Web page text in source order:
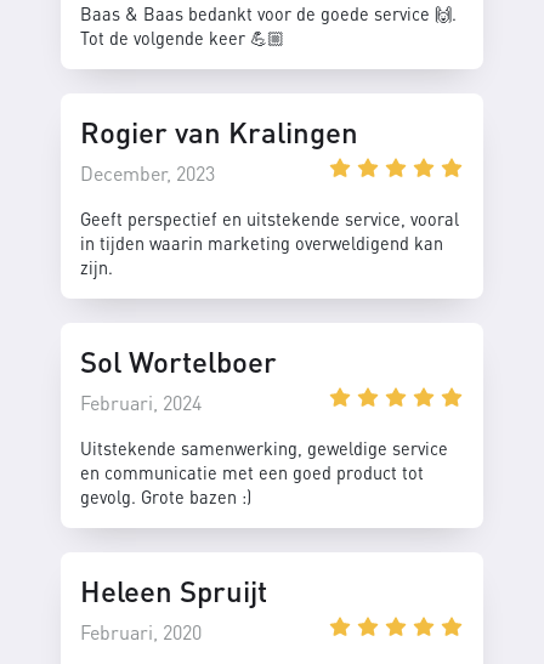
Baas & Baas bedankt voor de goede service 🙌.
Tot de volgende keer 💪🏼
Rogier van Kralingen
December, 2023
Geeft perspectief en uitstekende service, vooral
in tijden waarin marketing overweldigend kan
zijn.
Sol Wortelboer
Februari, 2024
Uitstekende samenwerking, geweldige service
en communicatie met een goed product tot
gevolg. Grote bazen :)
Heleen Spruijt
Februari, 2020